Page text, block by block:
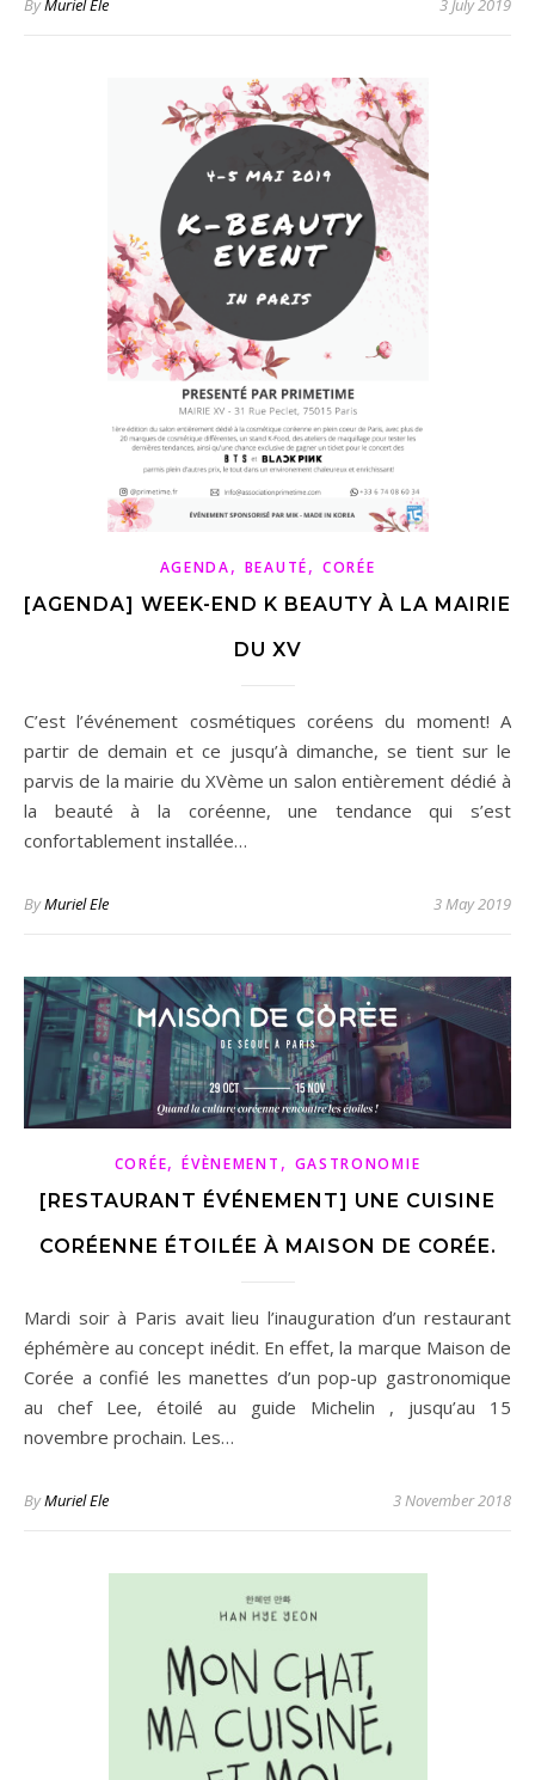
ByMuriel Ele 3 July 2019
AGENDA, BEAUTÉ, CORÉE
[AGENDA] WEEK-END K BEAUTY À LA MAIRIE
DU XV
C’est l’événement cosmétiques coréens du moment! A
partir de demain et ce jusqu’à dimanche, se tient sur le
parvis de la mairie du XVème un salon entièrement dédié à
la beauté à la coréenne, une tendance qui s’est
confortablement installée…
ByMuriel Ele 3 May 2019
CORÉE,ÉVÈNEMENT , GASTRONOMIE
[RESTAURANT ÉVÉNEMENT] UNE CUISINE
CORÉENNE ÉTOILÉE À MAISON DE CORÉE.
Mardi soir à Paris avait lieu l’inauguration d’un restaurant
éphémère au concept inédit. En effet, la marque Maison de
Corée a confié les manettes d’un pop-up gastronomique
au chef Lee, étoilé au guide Michelin , jusqu’au 15
novembre prochain. Les…
ByMuriel Ele 3 November 2018